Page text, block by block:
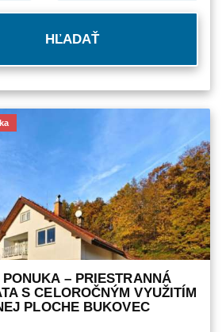
– PRIESTRANNÁ
S CELOROČNÝM VYUŽITÍM
PLOCHE BUKOVEC